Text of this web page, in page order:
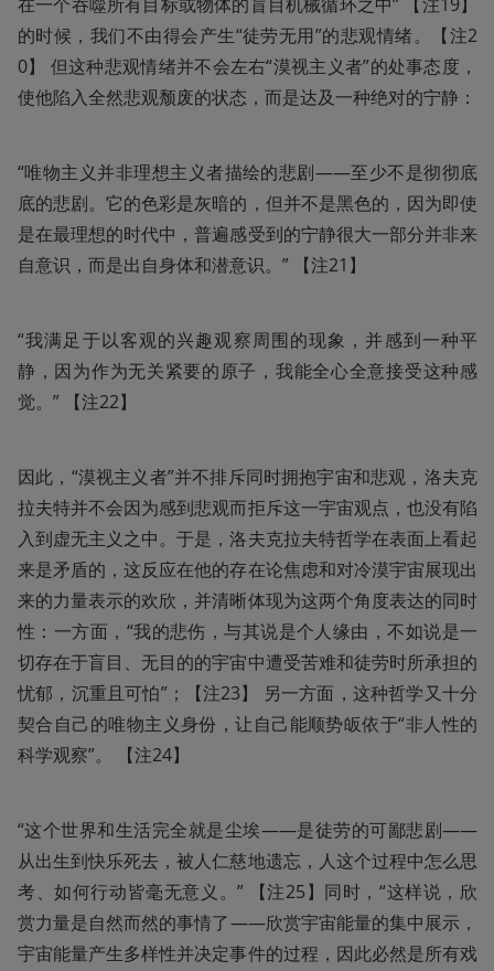
的时候，我们不由得会产生“徒劳无用”的悲观情绪。【注2
0】 但这种悲观情绪并不会左右“漠视主义者”的处事态度，
使他陷入全然悲观颓废的状态，而是达及一种绝对的宁静：
“唯物主义并非理想主义者描绘的悲剧——至少不是彻彻底
底的悲剧。它的色彩是灰暗的，但并不是黑色的，因为即使
是在最理想的时代中，普遍感受到的宁静很大一部分并非来
自意识，而是出自身体和潜意识。” 【注21】
“我满足于以客观的兴趣观察周围的现象，并感到一种平
静，因为作为无关紧要的原子，我能全心全意接受这种感
觉。” 【注22】
因此，“漠视主义者”并不排斥同时拥抱宇宙和悲观，洛夫克
拉夫特并不会因为感到悲观而拒斥这一宇宙观点，也没有陷
入到虚无主义之中。于是，洛夫克拉夫特哲学在表面上看起
来是矛盾的，这反应在他的存在论焦虑和对冷漠宇宙展现出
来的力量表示的欢欣，并清晰体现为这两个角度表达的同时
性：一方面，“我的悲伤，与其说是个人缘由，不如说是一
切存在于盲目、无目的的宇宙中遭受苦难和徒劳时所承担的
忧郁，沉重且可怕”；【注23】 另一方面，这种哲学又十分
契合自己的唯物主义身份，让自己能顺势皈依于“非人性的
科学观察”。 【注24】
“这个世界和生活完全就是尘埃——是徒劳的可鄙悲剧——
从出生到快乐死去，被人仁慈地遗忘，人这个过程中怎么思
考、如何行动皆毫无意义。” 【注25】同时，“这样说，欣
赏力量是自然而然的事情了——欣赏宇宙能量的集中展示，
宇宙能量产生多样性并决定事件的过程，因此必然是所有戏